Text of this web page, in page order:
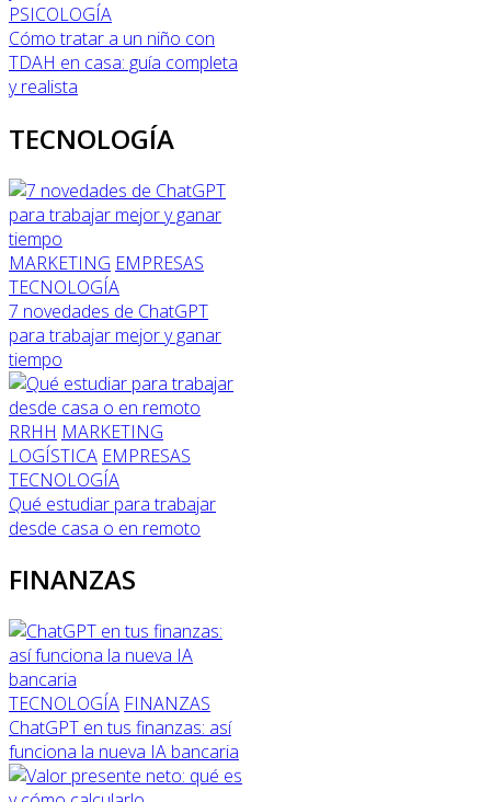
PSICOLOGÍA
Cómo tratar a un niño con
TDAH en casa: guía completa
y realista
TECNOLOGÍA
MARKETING EMPRESAS
TECNOLOGÍA
7 novedades de ChatGPT
para trabajar mejor y ganar
tiempo
RRHH MARKETING
LOGÍSTICA EMPRESAS
TECNOLOGÍA
Qué estudiar para trabajar
desde casa o en remoto
FINANZAS
TECNOLOGÍA FINANZAS
ChatGPT en tus finanzas: así
funciona la nueva IA bancaria